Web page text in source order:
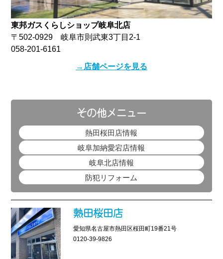
東邦ガスくらしショップ岐阜北店
〒502-0929 岐阜市則武東3丁目2-1
058-201-6161
→店舗ページを見る
その他メニュー
熱田桜田店情報
岐阜加納愛宕店情報
岐阜北店情報
防犯リフォーム
熱田桜田店
愛知県名古屋市熱田区桜田町19番21号
0120-39-9826